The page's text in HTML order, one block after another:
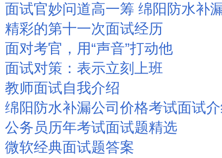
面试官妙问道高一筹 绵阳防水补
精彩的第十一次面试经历
面对考官，用“声音”打动他
面试对策：表示立刻上班
教师面试自我介绍
绵阳防水补漏公司价格考试面试
公务员历年考试面试题精选
微软经典面试题答案